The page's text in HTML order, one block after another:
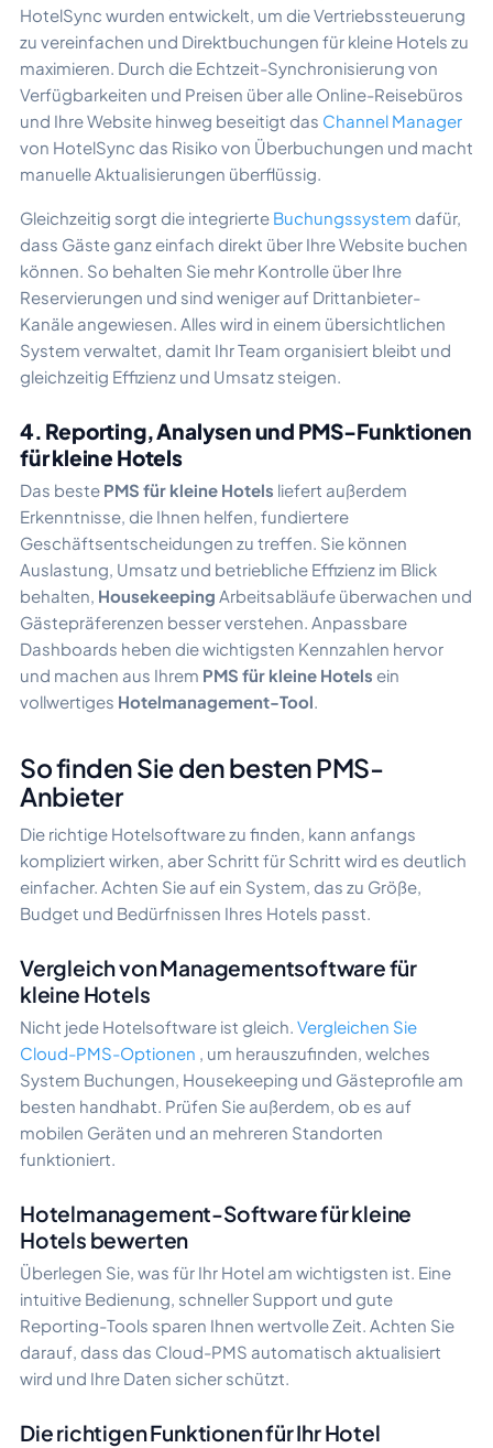
HotelSync wurden entwickelt, um die Vertriebssteuerung
zu vereinfachen und Direktbuchungen für kleine Hotels zu
maximieren. Durch die Echtzeit-Synchronisierung von
Verfügbarkeiten und Preisen über alle Online-Reisebüros
und Ihre Website hinweg beseitigt das Channel Manager
von HotelSync das Risiko von Überbuchungen und macht
manuelle Aktualisierungen überflüssig.
Gleichzeitig sorgt die integrierte Buchungssystem dafür,
dass Gäste ganz einfach direkt über Ihre Website buchen
können. So behalten Sie mehr Kontrolle über Ihre
Reservierungen und sind weniger auf Drittanbieter-
Kanäle angewiesen. Alles wird in einem übersichtlichen
System verwaltet, damit Ihr Team organisiert bleibt und
gleichzeitig Effizienz und Umsatz steigen.
4. Reporting, Analysen und PMS-Funktionen
für kleine Hotels
Das beste PMS für kleine Hotels liefert außerdem
Erkenntnisse, die Ihnen helfen, fundiertere
Geschäftsentscheidungen zu treffen. Sie können
Auslastung, Umsatz und betriebliche Effizienz im Blick
behalten, Housekeeping Arbeitsabläufe überwachen und
Gästepräferenzen besser verstehen. Anpassbare
Dashboards heben die wichtigsten Kennzahlen hervor
und machen aus Ihrem PMS für kleine Hotels ein
vollwertiges Hotelmanagement-Tool.
So finden Sie den besten PMS-
Anbieter
Die richtige Hotelsoftware zu finden, kann anfangs
kompliziert wirken, aber Schritt für Schritt wird es deutlich
einfacher. Achten Sie auf ein System, das zu Größe,
Budget und Bedürfnissen Ihres Hotels passt.
Vergleich von Managementsoftware für
kleine Hotels
Nicht jede Hotelsoftware ist gleich. Vergleichen Sie
Cloud-PMS-Optionen , um herauszufinden, welches
System Buchungen, Housekeeping und Gästeprofile am
besten handhabt. Prüfen Sie außerdem, ob es auf
mobilen Geräten und an mehreren Standorten
funktioniert.
Hotelmanagement-Software für kleine
Hotels bewerten
Überlegen Sie, was für Ihr Hotel am wichtigsten ist. Eine
intuitive Bedienung, schneller Support und gute
Reporting-Tools sparen Ihnen wertvolle Zeit. Achten Sie
darauf, dass das Cloud-PMS automatisch aktualisiert
wird und Ihre Daten sicher schützt.
Die richtigen Funktionen für Ihr Hotel